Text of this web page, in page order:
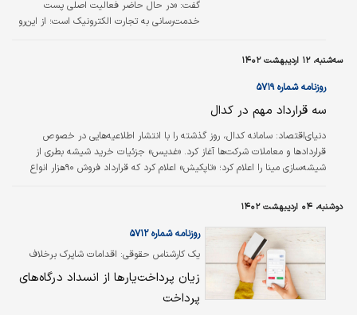
گفت: «در حال حاضر فعالیت اصلی پست
خدمت‌رسانی به تجارت الکترونیک است؛ از این‌رو
تجارت الکترونیک تشکیل می‌دهد، گفت:
«فروشگاه‌های اینترنتی و کسب‌و‌کارهای مجازی امروز
نقش پررنگی در تامین کالاهای مورد نیاز
سه‌شنبه، ۱۲ اردیبهشت ۱۴۰۲
روزنامه شماره ۵۷۱۹
سه قرارداد مهم در کدال
دنیای‌اقتصاد: سامانه کدال، روز گذشته را با انتشار اطلاعیه‌‌‌هایی در خصوص
قراردادها و معاملات شرکت‌ها آغاز کرد. «غدیس» جزئیات خرید شیشه بطری از
شیشه‌‌‌سازی مینا را اعلام کرد؛ «تاپکیش» اعلام کرد که قرارداد فروش ۹۰هزار انواع
اطلاع‌رسانی کرد که برای فروش سیم‌استیل‌‌‌های خود قراردادی را منعقد کرده است.
دوشنبه، ۰۴ اردیبهشت ۱۴۰۲
یک کارشناس حقوقی: اقدامات شاپرک بر‌خلاف
وظیفه‌ای است که در اساسنامه‌اش تعریف شده
است
روزنامه شماره ۵۷۱۲
زیان پرداخت‌یارها از انسداد درگاه‌های
پرداخت